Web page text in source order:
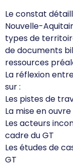
Le constat
Nouvelle-
types de
de documents
ressources
La réflexion
sur :
Les pistes de
La mise en
Les acteurs
cadre du GT
Les études de
GT